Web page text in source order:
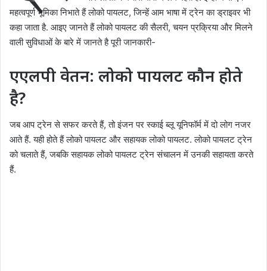
महत्वपूर्ण भूमिका निभाते हैं लोको पायलट, जिन्हें आम भाषा में ट्रेन का ड्राइवर भी
कहा जाता है. आइए जानते हैं लोको पायलट की सैलरी, चयन प्रक्रिया और मिलने
वाली सुविधाओं के बारे में जानते है पूरी जानकारी-
एएलपी वेतन: लोको पायलट कौन होते
है?
जब आप ट्रेन से सफर करते हैं, तो इंजन पर स्काई ब्लू यूनिफॉर्म में दो लोग नजर
आते हैं. यही होते हैं लोको पायलट और सहायक लोको पायलट. लोको पायलट ट्रेन
को चलाते हैं, जबकि सहायक लोको पायलट ट्रेन संचालन में उनकी सहायता करते
हैं.